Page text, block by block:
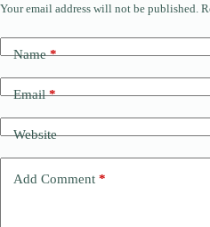
Your email address will not be published.
Name*
Email*
Website
Add Comment *